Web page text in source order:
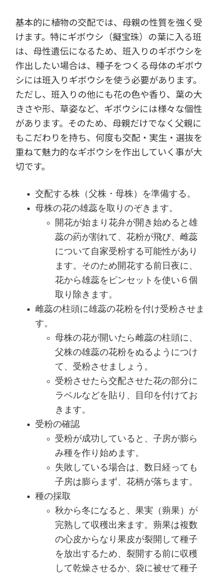
基本的に植物の交配では、母親の性質を強く受
けます。特にギボウシ（擬宝珠）の葉に入る班
は、母性遺伝になるため、班入りのギボウシを
作出したい場合は、種子をつくる母体のギボウ
シには班入りギボウシを使う必要があります。
ただし、班入りの他にも花の色や香り、葉の大
きさや形、草姿など、ギボウシには様々な個性
があります。そのため、母親だけでなく父親に
もこだわりを持ち、何度も交配・実生・選抜を
重ねて魅力的なギボウシを作出していく事が大
切です。
交配する株（父株・母株）を準備する。
母株の花の雄蕊を取りのぞきます。
開花が始まり花弁が開き始めると雄
蕊の葯が割れて、花粉が飛び、雌蕊
について自家受粉する可能性があり
ます。そのため開花する前日夜に、
花から雄蕊をピンセットを使い６個
取り除きます。
雌蕊の柱頭に雄蕊の花粉を付け受粉させま
す。
母株の花が開いたら雌蕊の柱頭に、
父株の雄蕊の花粉をぬるようにつけ
て、受粉させましょう。
受粉させたら交配させた花の部分に
ラベルなどを貼り、目印を付けてお
きます。
受粉の確認
受粉が成功していると、子房が膨ら
み種を作り始めます。
失敗している場合は、数日経っても
子房は膨らまず、花柄が落ちます。
種の採取
秋から冬になると、果実（蒴果）が
完熟して収穫出来ます。蒴果は複数
の心皮からなり果皮が裂開して種子
を放出するため、裂開する前に収穫
して乾燥させるか、袋に被せて種子